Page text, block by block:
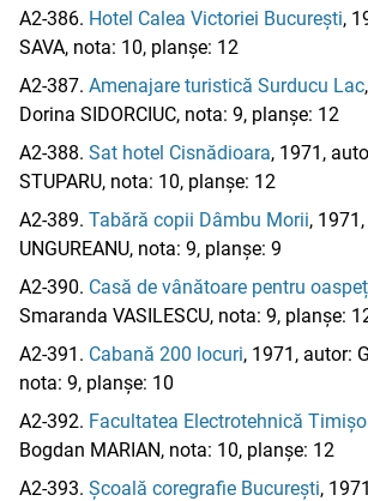
A2-386. Hotel Calea Victoriei București,
SAVA, nota: 10, planșe: 12
A2-387. Amenajare turistică Surducu Lac
Dorina SIDORCIUC, nota: 9, planșe: 12
A2-388. Sat hotel Cisnădioara, 1971,
STUPARU, nota: 10, planșe: 12
A2-389. Tabără copii Dâmbu Morii,
UNGUREANU, nota: 9, planșe: 9
A2-390. Casă de vânătoare pentru
Smaranda VASILESCU, nota: 9, planșe:
A2-391. Cabană 200 locuri, 1971, autor:
nota: 9, planșe: 10
A2-392. Facultatea Electrotehnică
Bogdan MARIAN, nota: 10, planșe: 12
A2-393. Școală coregrafie București,